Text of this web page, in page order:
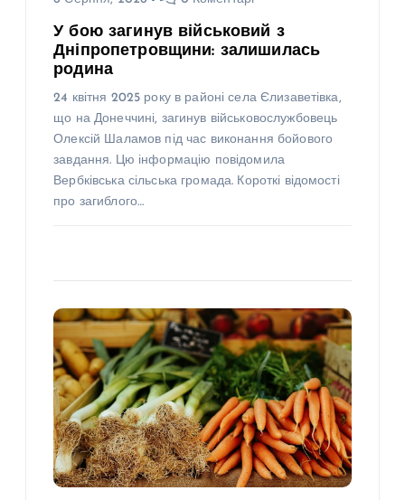
У бою загинув військовий з
Дніпропетровщини: залишилась
родина
24 квітня 2025 року в районі села Єлизаветівка,
що на Донеччині, загинув військовослужбовець
Олексій Шаламов під час виконання бойового
завдання. Цю інформацію повідомила
Вербківська сільська громада. Короткі відомості
про загиблого…